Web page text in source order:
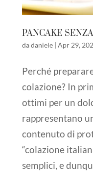
PANCAKE
dadaniele| Apr 29,
Perché
colazione? In
ottimi per un
rappresentano
contenuto di
“colazione
semplici, e